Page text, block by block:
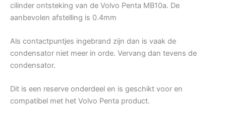
cilinder ontsteking van de Volvo Penta MB10a. De
aanbevolen afstelling is 0.4mm
Als contactpuntjes ingebrand zijn dan is vaak de
condensator niet meer in orde. Vervang dan tevens de
condensator.
Dit is een reserve onderdeel en is geschikt voor en
compatibel met het Volvo Penta product.